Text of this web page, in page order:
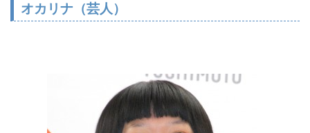
オカリナ（芸人）